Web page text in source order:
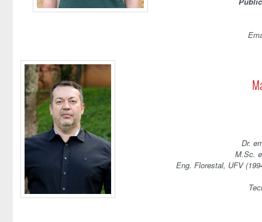
Dr.
M.Sc.
Eng. Florestal, UFV